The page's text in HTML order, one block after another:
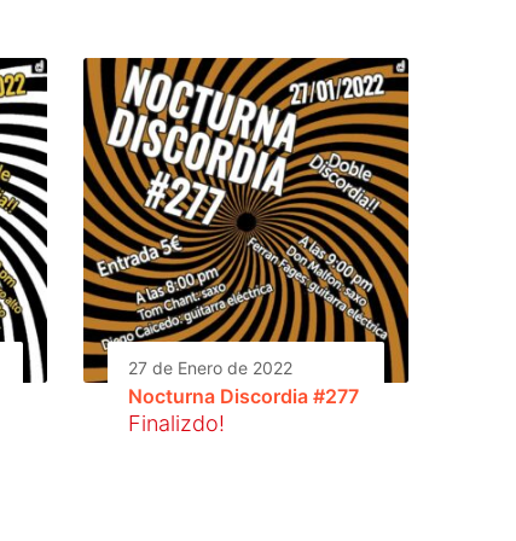
27 de Enero de 2022
Nocturna Discordia #277
Finalizdo!